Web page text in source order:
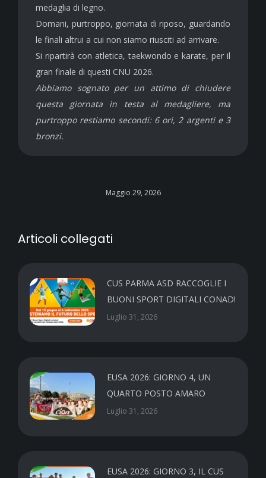
medaglia di legno.
Domani, purtroppo, giornata di riposo, guardando
le finali altrui a cui non siamo riusciti ad arrivare.
Si ripartirà con atletica, taekwondo e karate, per il
gran finale di questi CNU 2026.
Abbiamo sognato per un attimo di chiudere
questa giornata in testa al medagliere, ma
purtroppo restiamo secondi: 6 ori, 2 argenti e 3
bronzi.
Maggio 29, 2026
Articoli collegati
CUS PARMA ASD RACCOGLIE I
BUONI SPORT DIGITALI CONAD!
Luglio 31, 2026
EUSA 2026: GIORNO 4, UN
QUARTO POSTO AMARO
Luglio 31, 2026
EUSA 2026: GIORNO 3, IL CUS